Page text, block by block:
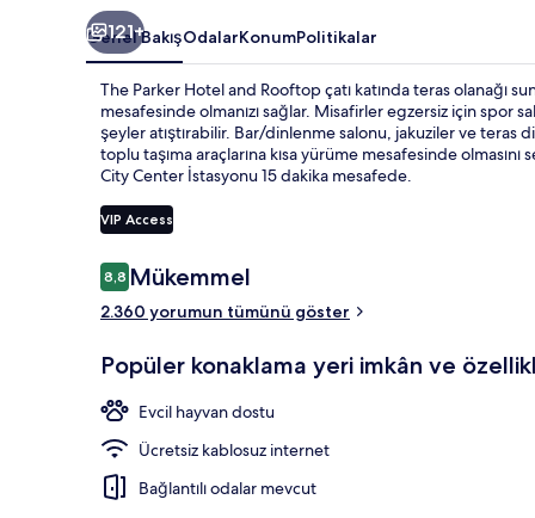
121+
Genel BakışOdalarKonumPolitikalar
The Parker Hotel and Rooftop çatı katında teras olanağı
mesafesinde olmanızı sağlar. Misafirler egzersiz için spor
şeyler atıştırabilir. Bar/dinlenme salonu, jakuziler ve teras
toplu taşıma araçlarına kısa yürüme mesafesinde
City Center İstasyonu 15 dakika mesafede.
VIP Access
Yorumlar
8,88,8/10
Mükemmel
2.360 yorumun tümünü göster
Popüler konaklama yeri imkân ve
Evcil hayvan dostu
Ücretsiz kablosuz internet
Bağlantılı odalar mevcut